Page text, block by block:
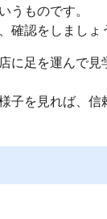
うものです。
確認をしましょ
に足を運んで見
子を見れば、信